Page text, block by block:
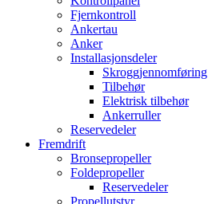
Fjernkontroll
Ankertau
Anker
Installasjonsdeler
Skroggjennomføring
Tilbehør
Elektrisk tilbehør
Ankerruller
Reservedeler
Fremdrift
Bronsepropeller
Foldepropeller
Reservedeler
Propellutstyr